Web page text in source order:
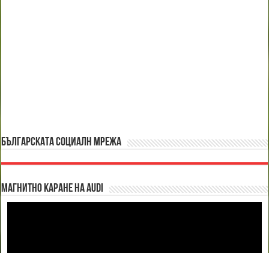
БЪЛГАРСКАТА СОЦИАЛН МРЕЖА
Магнитно каране на Audi